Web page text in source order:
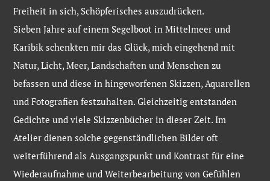
Freiheit in sich, Schöpferisches auszudrücken.
Sieben Jahre auf einem Segelboot in Mittelmeer und
Karibik schenkten mir das Glück, mich eingehend mit
Natur, Licht, Meer, Landschaften und Menschen zu
befassen und diese in hingeworfenen Skizzen, Aquarellen
und Fotografien festzuhalten. Gleichzeitig entstanden
Gedichte und viele Skizzenbücher in dieser Zeit. Im
Atelier dienen solche gegenständlichen Bilder oft
weiterführend als Ausgangspunkt und Kontrast für eine
Wiederaufnahme und Weiterbearbeitung von Gefühlen